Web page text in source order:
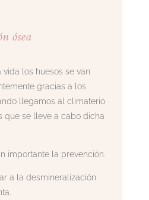
ósea
los huesos se van
gracias a los
llegamos al climaterio
que se lleve a cabo dicha
importante la prevención.
a la desmineralización